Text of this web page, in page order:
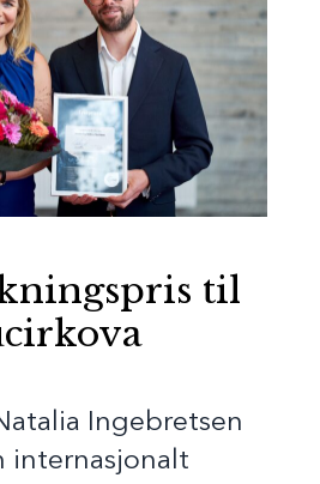
til
Ingebretsen
internasjonalt